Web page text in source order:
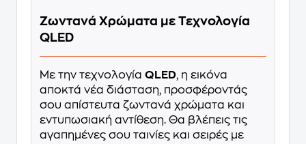
Ζωντανά Χρώματα με Τεχνολογία
QLED
Με την τεχνολογία QLED, η εικόνα
αποκτά νέα διάσταση, προσφέροντάς
σου απίστευτα ζωντανά χρώματα και
εντυπωσιακή αντίθεση. Θα βλέπεις τις
αγαπημένες σου ταινίες και σειρές με